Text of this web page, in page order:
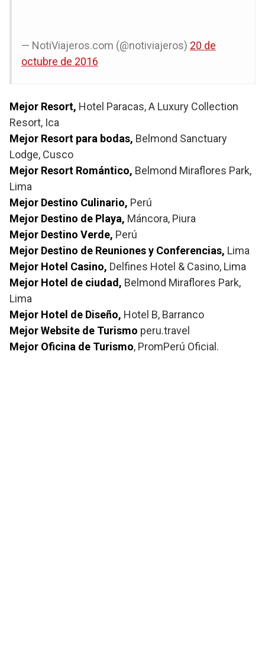
— NotiViajeros.com (@notiviajeros) 20 de
octubre de 2016
Mejor Resort, Hotel Paracas, A Luxury Collection
Resort, Ica
Mejor Resort para bodas, Belmond Sanctuary
Lodge, Cusco
Mejor Resort Romántico, Belmond Miraflores Park,
Lima
Mejor Destino Culinario, Perú
Mejor Destino de Playa, Máncora, Piura
Mejor Destino Verde, Perú
Mejor Destino de Reuniones y Conferencias, Lima
Mejor Hotel Casino, Delfines Hotel & Casino, Lima
Mejor Hotel de ciudad, Belmond Miraflores Park,
Lima
Mejor Hotel de Diseño, Hotel B, Barranco
Mejor Website de Turismo peru.travel
Mejor Oficina de Turismo, PromPerú Oficial.